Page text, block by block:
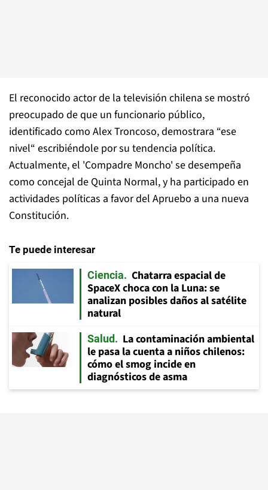
El reconocido actor de la televisión chilena se mostró
preocupado de que un funcionario público,
identificado como Alex Troncoso, demostrara “ese
nivel“ escribiéndole por su tendencia política.
Actualmente, el 'Compadre Moncho' se desempeña
como concejal de Quinta Normal, y ha participado en
actividades políticas a favor del Apruebo a una nueva
Constitución.
Te puede interesar
Ciencia
Chatarra espacial de
SpaceX choca con la Luna: se
analizan posibles daños al satélite
natural
Salud
La contaminación ambiental
le pasa la cuenta a niños chilenos:
cómo el smog incide en
diagnósticos de asma